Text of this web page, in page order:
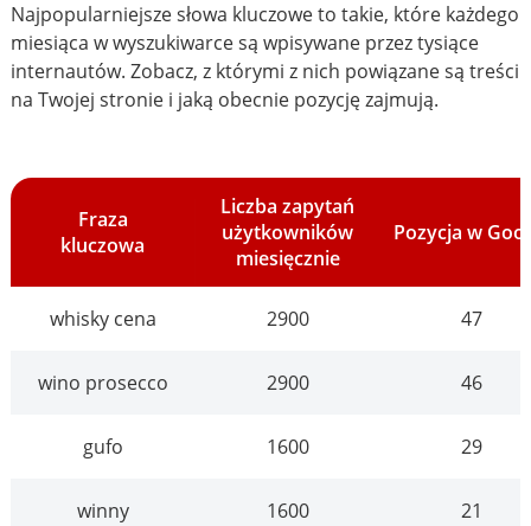
Najpopularniejsze słowa kluczowe to takie, które każdego
miesiąca w wyszukiwarce są wpisywane przez tysiące
internautów. Zobacz, z którymi z nich powiązane są treści
na Twojej stronie i jaką obecnie pozycję zajmują.
Fraza
kluczowa
Liczba zapytań
użytkowników
miesięcznie
Pozycja w
whisky cena 2900 47
wino prosecco 2900 46
gufo 1600 29
winny 1600 21